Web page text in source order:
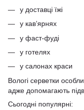
у доставці їжі
у кав’ярнях
у фаст-фуді
у готелях
у салонах краси
Вологі серветки
адже допомагають
Сьогодні популярні: